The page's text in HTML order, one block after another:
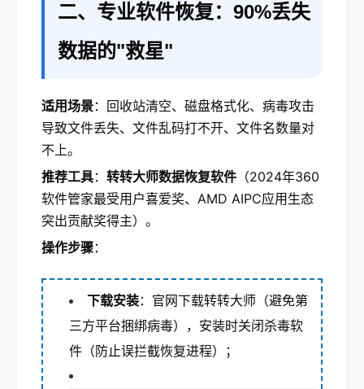
二、专业软件恢复：90%丢失
数据的"救星"
适用场景：回收站清空、磁盘格式化、病毒攻击
导致文件丢失、文件乱码打不开、文件名数量对
不上。
推荐工具： 转转大师数据恢复软件 （2024年360
软件管家最受用户喜爱奖、AMD AIPC应用生态
突出贡献奖得主）。
操作步骤：
下载安装：官网下载转转大师（避免第
三方平台捆绑病毒），安装时关闭杀毒软
件（防止误拦截恢复进程）；